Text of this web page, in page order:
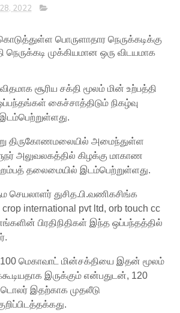
2022
பொருளாதார நெருக்கடிக்கு
நெருக்கடி முக்கியமான ஒரு விடயமாக
சூரிய சக்தி மூலம் மின் உற்பத்தி
கைச்சாத்திடும் நிகழ்வு
திருகோணமலையில் அமைந்துள்ள
அலுவலகத்தில் கிழக்கு மாகாண
தலைமையில் இடம்பெற்றுள்ளது.
செயலாளர் துசித.பி.வணிகசிங்க
crop international pvt ltd, orb touch cc
பிரதிநிதிகள் இந்த ஒப்பந்தத்தில்
100 மெகாவாட் மின்சக்தியை இதன் மூலம்
இருக்கும் என்பதுடன், 120
இதற்காக முதலீடு